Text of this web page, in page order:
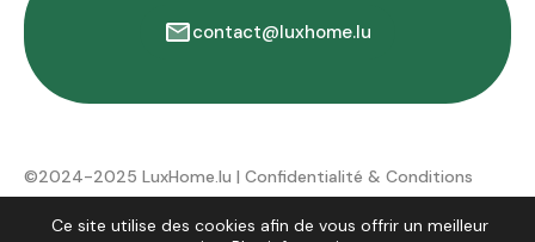
contact@luxhome.lu
©2024-2025 LuxHome.lu | Confidentialité & Conditions
d'utilisation
Ce site utilise des cookies afin de vous offrir un meilleur